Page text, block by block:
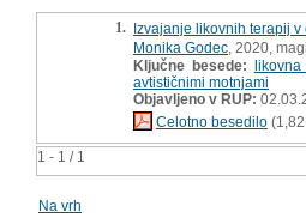
1 - 1 / 1
1. Izvajanje likovnih terapij
Monika Godec , 2020,
Ključne besede: likovna
avtističnimi motnjami
Objavljeno v RUP:
Celotno besedilo
Na vrh